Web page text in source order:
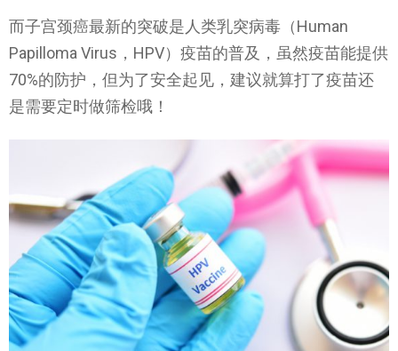
而子宫颈癌最新的突破是人类乳突病毒（Human
Papilloma Virus，HPV）疫苗的普及，虽然疫苗能提供
70%的防护，但为了安全起见，建议就算打了疫苗还
是需要定时做筛检哦！